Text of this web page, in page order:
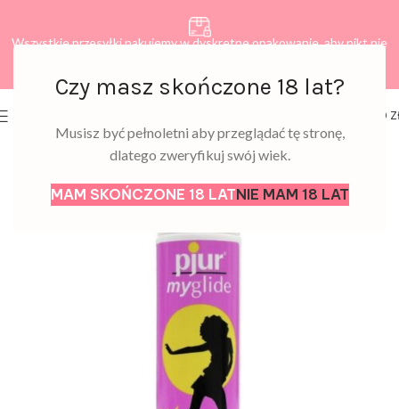
Czy masz skończone 18 lat?
Musisz być pełnoletni aby przeglądać tę stronę,
dlatego zweryfikuj swój wiek.
MAM SKOŃCZONE 18 LATNIE MAM 18 LAT
Wszystkie przesyłki pakujemy w dyskretne opakowanie, aby nikt nie
0,00